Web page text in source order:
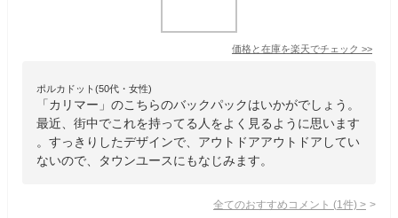
価格と在庫を楽天でチェック >>
ポルカドット(50代・女性)
「カリマー」のこちらのバックパックはいかがでしょう。
最近、街中でこれを持ってる人をよく見るように思います
。すっきりしたデザインで、アウトドアアウトドアしてい
ないので、タウンユースにもなじみます。
全てのおすすめコメント (1 件) >